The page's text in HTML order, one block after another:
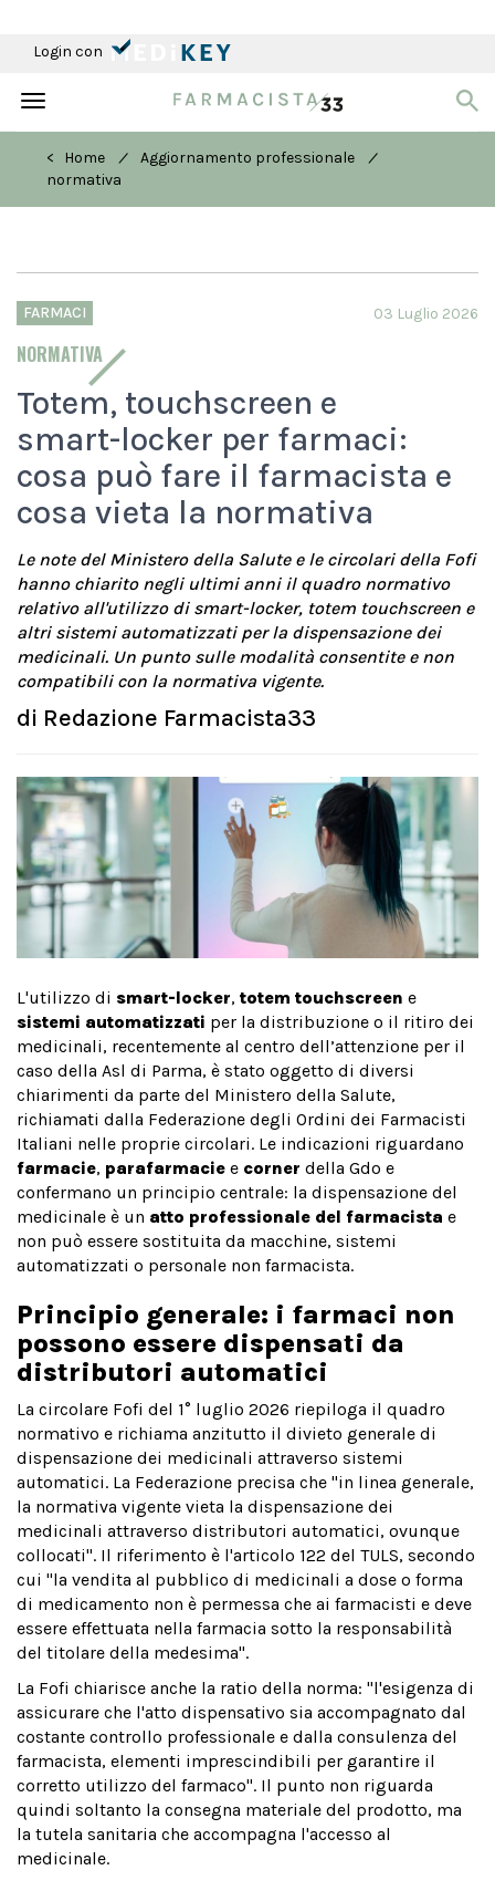
Login con
Toggle
< Home
/ Aggiornamento professionale /
normativa
FARMACI
NORMATIVA
03 Luglio 2026
Totem, touchscreen e
smart-locker per farmaci:
cosa può fare il farmacista e
cosa vieta la normativa
Le note del Ministero della Salute e le circolari della Fofi
hanno chiarito negli ultimi anni il quadro normativo
relativo all'utilizzo di smart-locker, totem touchscreen e
altri sistemi automatizzati per la dispensazione dei
medicinali. Un punto sulle modalità consentite e non
compatibili con la normativa vigente.
di Redazione Farmacista33
L'utilizzo di smart-locker, totem touchscreen e
sistemi automatizzati per la distribuzione o il ritiro dei
medicinali, recentemente al centro dell’attenzione per il
caso della Asl di Parma, è stato oggetto di diversi
chiarimenti da parte del Ministero della Salute,
richiamati dalla Federazione degli Ordini dei Farmacisti
Italiani nelle proprie circolari. Le indicazioni riguardano
farmacie, parafarmacie e corner della Gdo e
confermano un principio centrale: la dispensazione del
medicinale è un atto professionale del farmacista e
non può essere sostituita da macchine, sistemi
automatizzati o personale non farmacista.
Principio generale: i farmaci non
possono essere dispensati da
distributori automatici
La circolare Fofi del 1° luglio 2026 riepiloga il quadro
normativo e richiama anzitutto il divieto generale di
dispensazione dei medicinali attraverso sistemi
automatici. La Federazione precisa che "in linea generale,
la normativa vigente vieta la dispensazione dei
medicinali attraverso distributori automatici, ovunque
collocati". Il riferimento è l'articolo 122 del TULS, secondo
cui "la vendita al pubblico di medicinali a dose o forma
di medicamento non è permessa che ai farmacisti e deve
essere effettuata nella farmacia sotto la responsabilità
del titolare della medesima".
La Fofi chiarisce anche la ratio della norma: "l'esigenza di
assicurare che l'atto dispensativo sia accompagnato dal
costante controllo professionale e dalla consulenza del
farmacista, elementi imprescindibili per garantire il
corretto utilizzo del farmaco". Il punto non riguarda
quindi soltanto la consegna materiale del prodotto, ma
la tutela sanitaria che accompagna l'accesso al
medicinale.